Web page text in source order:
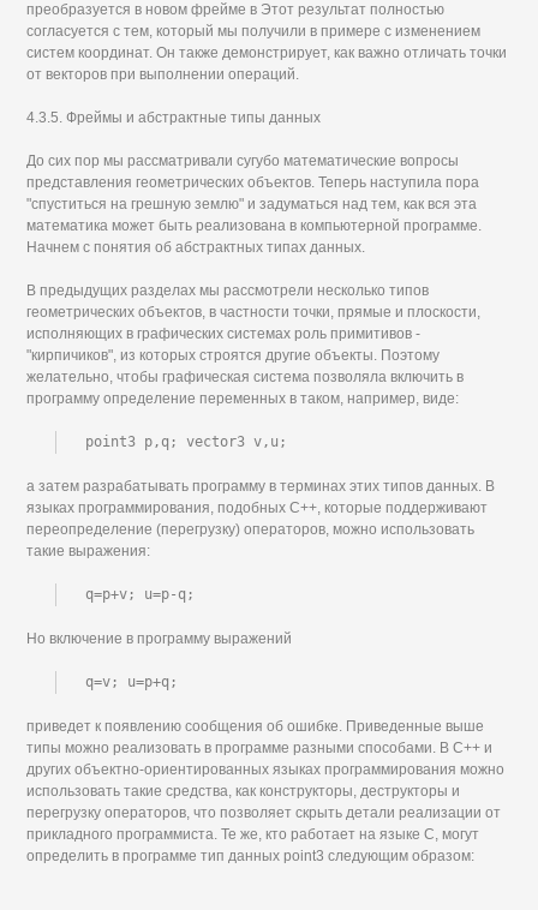
преобразуется в новом фрейме в Этот результат полностью
согласуется с тем, который мы получили в примере с изменением
систем координат. Он также демонстрирует, как важно отличать точки
от векторов при выполнении операций.
4.3.5. Фреймы и абстрактные типы данных
До сих пор мы рассматривали сугубо математические вопросы
представления геометрических объектов. Теперь наступила пора
"спуститься на грешную землю" и задуматься над тем, как вся эта
математика может быть реализована в компьютерной программе.
Начнем с понятия об абстрактных типах данных.
В предыдущих разделах мы рассмотрели несколько типов
геометрических объектов, в частности точки, прямые и плоскости,
исполняющих в графических системах роль примитивов -
"кирпичиков", из которых строятся другие объекты. Поэтому
желательно, чтобы графическая система позволяла включить в
программу определение переменных в таком, например, виде:
point3 p,q; vector3 v,u;
а затем разрабатывать программу в терминах этих типов данных. В
языках программирования, подобных С++, которые поддерживают
переопределение (перегрузку) операторов, можно использовать
такие выражения:
q=p+v; u=p-q;
Но включение в программу выражений
q=v; u=p+q;
приведет к появлению сообщения об ошибке. Приведенные выше
типы можно реализовать в программе разными способами. В С++ и
других объектно-ориентированных языках программирования можно
использовать такие средства, как конструкторы, деструкторы и
перегрузку операторов, что позволяет скрыть детали реализации от
прикладного программиста. Те же, кто работает на языке С, могут
определить в программе тип данных point3 следующим образом: